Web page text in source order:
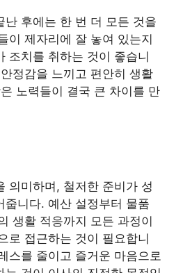
난 후에는 한 번 더 모든 것을
이 제자리에 잘 놓여 있는지
조치를 취하는 것이 좋습니
정감을 느끼고 편안히 생활
노력들이 결국 큰 차이를 만
의미하며, 철저한 준비가 성
줍니다. 예산 설정부터 물품
생활 적응까지 모든 과정이
로 접근하는 것이 필요합니
스를 줄이고 즐거운 마음으로